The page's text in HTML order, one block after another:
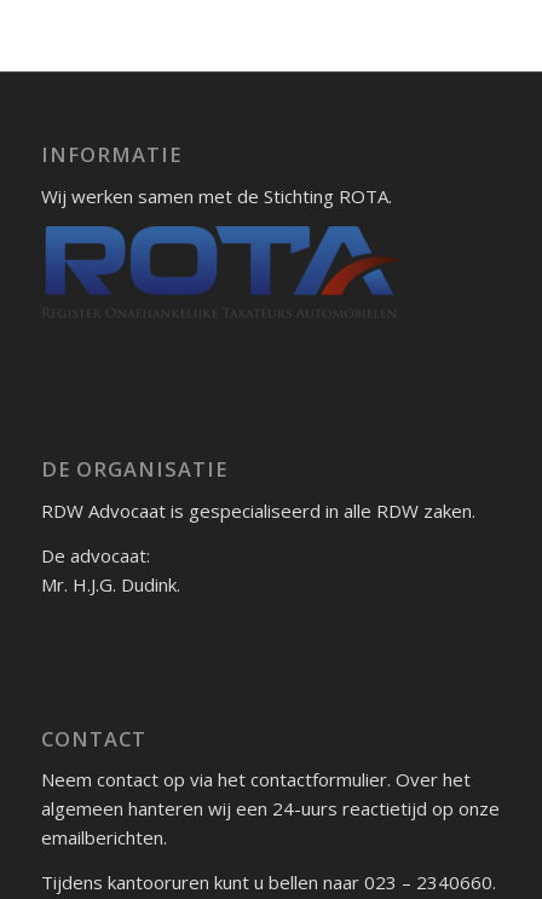
INFORMATIE
Wij werken samen met de Stichting ROTA.
DE ORGANISATIE
RDW Advocaat is gespecialiseerd in alle RDW zaken.
De advocaat:
Mr. H.J.G. Dudink.
CONTACT
Neem contact op via het contactformulier. Over het
algemeen hanteren wij een 24-uurs reactietijd op onze
emailberichten.
Tijdens kantooruren kunt u bellen naar 023 – 2340660.